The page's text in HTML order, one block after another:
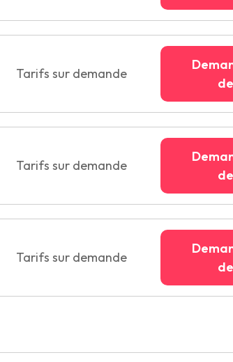
Tarifs sur demande
Tarifs sur demande
Tarifs sur demande